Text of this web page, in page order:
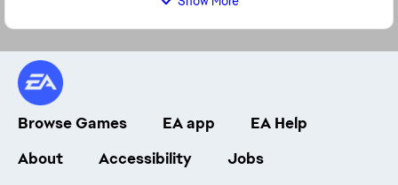
Browse Games EA app
EA Help
About
Accessibility Jobs